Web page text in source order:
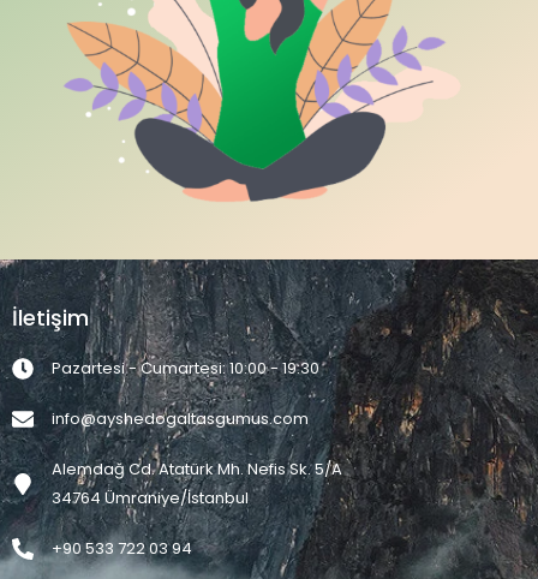
İletişim
Pazartesi - Cumartesi: 10:00 - 19:30
info@ayshedogaltasgumus.com
Alemdağ Cd. Atatürk Mh. Nefis Sk. 5/A
34764 Ümraniye/İstanbul
+90 533 722 03 94